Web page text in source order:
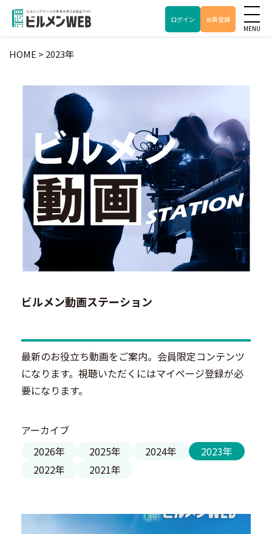
ログイン 会員登録
HOME > 2023年
ビルメン動画ステーション
最新のお役立ち動画をご案内。会員限定コンテンツ
になります。視聴いただくにはマイページ登録が必
要になります。
アーカイブ
2026年
2025年 2024年
2023年
2022年
2021年